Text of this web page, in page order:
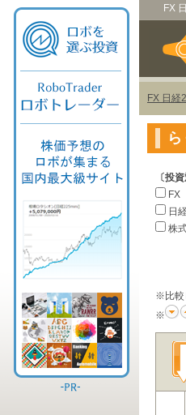
FX
FX 日経
〔投
FX
日
株
※比較
※